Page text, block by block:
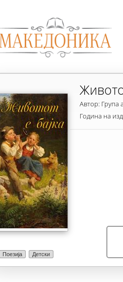
Поезија Детски
Автор: Група
Година на